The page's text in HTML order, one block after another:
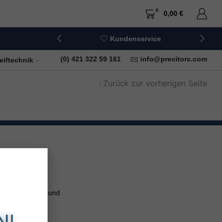
0 0,00 €
Kundenservice
+49 (0) 421 322 59 161 info@precitorc.com
Zurück zur vorherigen Seite
Produkten und